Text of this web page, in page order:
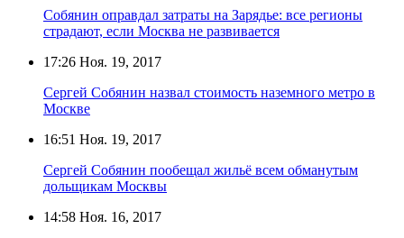
Собянин оправдал затраты на Зарядье: все регионы
страдают, если Москва не развивается
17:26 Ноя. 19, 2017
Сергей Собянин назвал стоимость наземного метро в
Москве
16:51 Ноя. 19, 2017
Сергей Собянин пообещал жильё всем обманутым
дольщикам Москвы
14:58 Ноя. 16, 2017